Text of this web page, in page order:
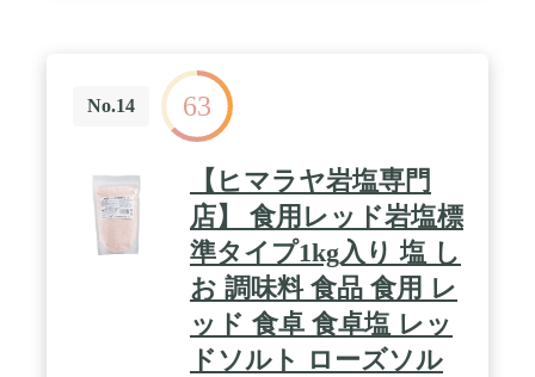
ばらつきが多少ございます。
No.14 63
【ヒマラヤ岩塩専門
店】 食用レッド岩塩標
準タイプ1kg入り 塩 し
お 調味料 食品 食用 レ
ッド 食卓 食卓塩 レッ
ドソルト ローズソル